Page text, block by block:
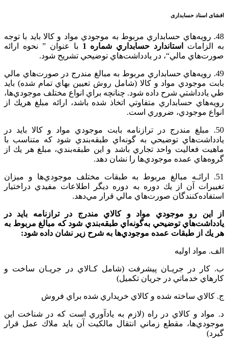
افشای اسناد حسابداری
48. رويه‌هاي‌ حسابداري‌ مربوط‌ به‌ موجودي‌ مواد و کالا بايد با توجه‌
به‌ الزامات‌
استاندارد حسابداري‌ شماره‌ 1
با عنوان‌ ” نحوه‌ ارائه‌
صورت‌هاي‌ مالي‌“، در يادداشت‌هاي‌ توضيحي‌ تشريح‌ شود.
49. رويه‌هاي‌ حسابداري‌ مربوط‌ به‌ مبالغ‌ مندرج‌ در صورت‌هاي‌ مالي‌
بابت‌ موجودي‌ مواد و کالا (شامل‌ روش‌ تعيين‌ بهاي‌ تمام‌ شده‌) بايد
طي‌ يادداشتي‌ شرح‌ داده‌ شود. چنانچه‌ براي‌ انواع‌ مختلف‌ موجودي‌ها،
رويه‌هاي‌ حسابداري‌ متفاوتي‌ اتخاذ شده‌ باشد، ارائه‌ مبلغ‌ هريك‌ از
انواع‌ موجودي‌، ضروري‌ است‌.
50. مبلغ‌ مندرج‌ در ترازنامه‌ بابت‌ موجودي‌ مواد و کالا بايد در
يادداشت‌هاي‌ توضيحي‌ به گونه‌اي‌ طبقه‌بندي‌ شود كه‌ متناسب‌ با
ماهيت‌ فعاليت‌ واحد تجاري‌ باشد و اين‌ طبقه‌بندي‌، مبلغ‌ هر يك‌ از
گروه‌هاي‌ عمده‌ موجودي‌ها را نشان‌ دهد.
51. ارائـه‌ مبالغ‌ مربوط‌ به‌ طبقات‌ مختلف‌ موجودي‌ها و ميزان‌
تغييرات‌ آن‌ از يك‌ دوره‌ به‌ دوره‌ ديگر اطلاعات‌ مفيدي‌ دراختيار
استفاده‌كنندگان‌ صورت‌هاي‌ مالي‌ قرار مي‌دهد.
از اين رو موجودي‌ مواد و کالاي‌ مندرج‌ در ترازنامه‌ بايد در
يادداشت‌هاي‌ توضيحي‌ به‌گونه‌اي‌ طبقه‌بندي‌ شود كه‌ مبالغ‌ مربوط‌ به‌
هر يك‌ از طبقات‌ عمده‌ موجودي‌ها به‌ شرح‌ زير نشان‌ داده‌ شود:
الف. مواد اوليه‌
ب‌. كار در جريـان‌ پيشرفت‌ (شامل‌ كـالاي‌ در جريـان‌ ساخت‌ و
كارهاي‌ خدماتي‌ در جريان‌ تكميل‌)
ج. كالاي‌ ساخته‌ شده‌ و كالاي‌ خريداري‌ شده‌ براي‌ فروش‌
د. مواد و کالاي‌ در راه‌ (لازم‌ به‌ يادآوري‌ است‌ كه‌ در شناخت‌ اين‌
موجودي‌ها، مقطع‌ زماني‌ انتقال‌ مالكيت‌ آن‌ بايد ملاك‌ عمل‌ قرار
گيرد)